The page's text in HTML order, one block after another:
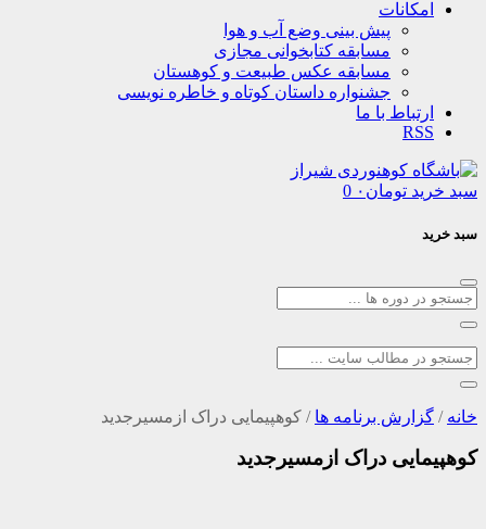
پیش بینی وضع آب و هوا
مسابقه کتابخوانی مجازی
مسابقه عکس طبیعت و کوهستان
جشنواره داستان کوتاه و خاطره نویسی
با ما
تومان ۰ 0
برنامه ها/ کوهپیمایی دراک ازمسیرجدید
دراک ازمسیرجدید